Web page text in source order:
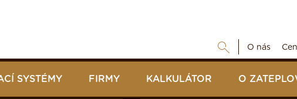
O nás
SYSTÉMY FIRMY KALKULÁTOR O